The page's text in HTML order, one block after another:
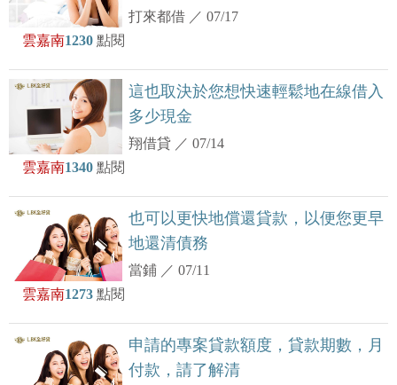
打來都借 ／07/17
雲嘉南1230 點閱
這也取決於您想快速輕鬆地在線借入
多少現金
翔借貸 ／07/14
雲嘉南1340 點閱
也可以更快地償還貸款，以便您更早
地還清債務
當鋪 ／07/11
雲嘉南1273 點閱
申請的專案貸款額度，貸款期數，月
付款，請了解清